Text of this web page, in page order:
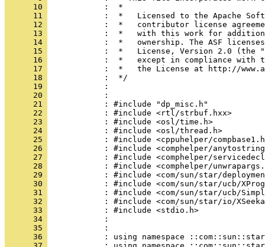
      10
      11
      12
      13
      14
      15
      16
      17
      18
      19
      20
      21
      22
      23
      24
      25
      26
      27
      28
      29
      30
      31
      32
      33
      34
      35
      36